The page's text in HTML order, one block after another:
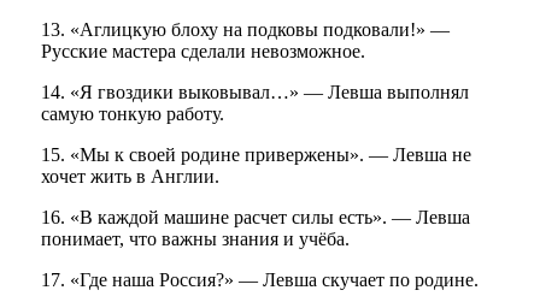
13. «Аглицкую блоху на подковы подковали!» —
Русские мастера сделали невозможное.
14. «Я гвоздики выковывал…» — Левша выполнял
самую тонкую работу.
15. «Мы к своей родине привержены». — Левша не
хочет жить в Англии.
16. «В каждой машине расчет силы есть». — Левша
понимает, что важны знания и учёба.
17. «Где наша Россия?» — Левша скучает по родине.